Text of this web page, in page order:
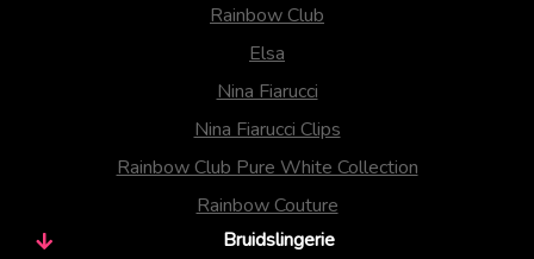
Rainbow Club
Elsa
Nina Fiarucci
Nina Fiarucci Clips
Rainbow Club Pure White Collection
Rainbow Couture
Bruidslingerie